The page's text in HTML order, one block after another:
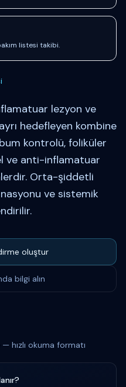
listesi takibi.
lezyon ve
hedefleyen kombine
kontrolü, foliküler
ve anti-inflamatuar
Orta-şiddetli
ve sistemik
oluştur
bilgi alın
hızlı okuma formatı